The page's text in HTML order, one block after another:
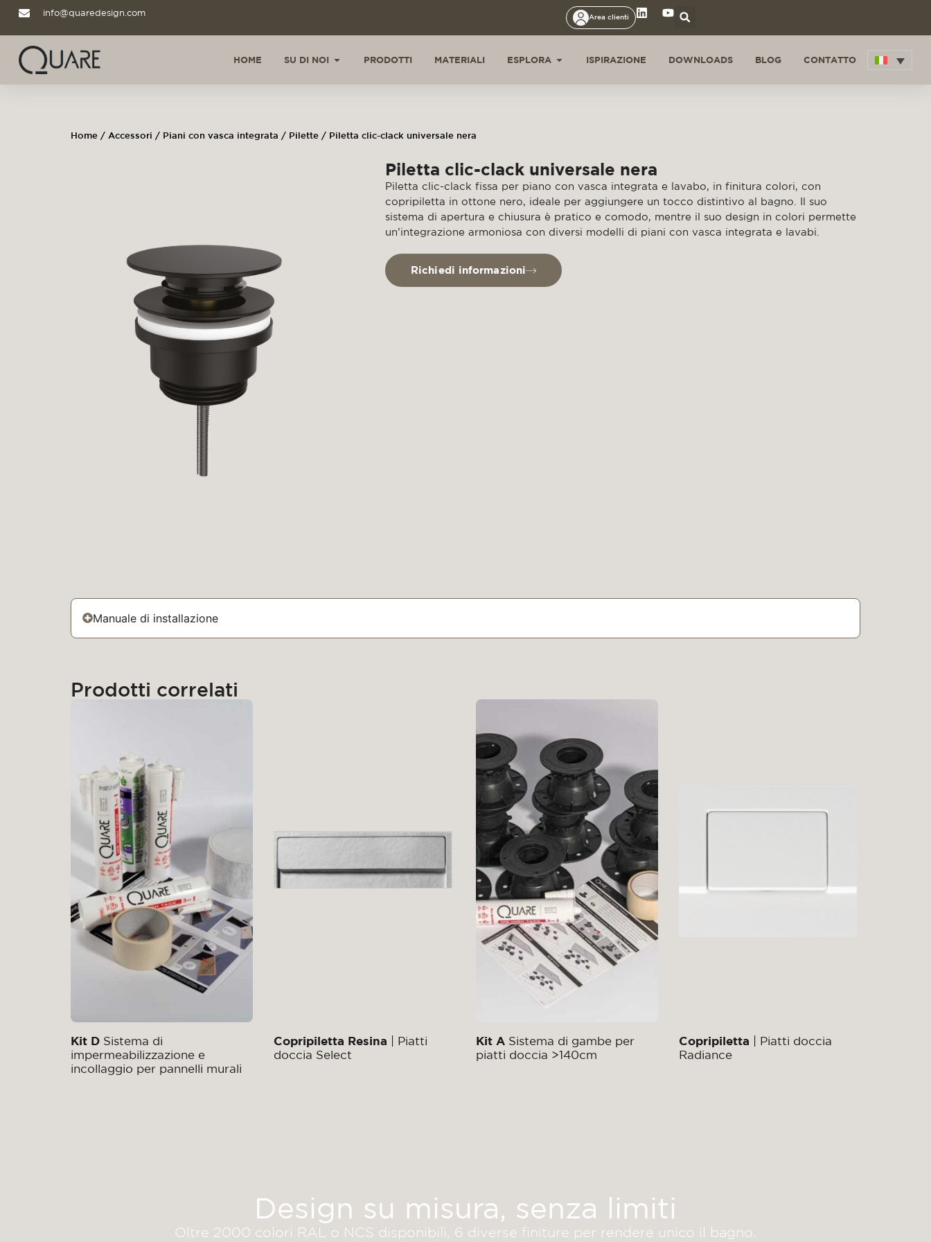
info@quaredesign.com Area clienti
HOME SU DI NOI PRODOTTI MATERIALI ESPLORA ISPIRAZIONE DOWNLOADS BLOG CONTATTO
Home / Accessori / Piani con vasca integrata / Pilette / Piletta clic-clack universale nera
Piletta clic-clack universale nera
Piletta clic-clack fissa per piano con vasca integrata e lavabo, in finitura colori, con
copripiletta in ottone nero, ideale per aggiungere un tocco distintivo al bagno. Il suo
sistema di apertura e chiusura è pratico e comodo, mentre il suo design in colori permette
un’integrazione armoniosa con diversi modelli di piani con vasca integrata e lavabi.
Richiedi informazioni
Manuale di installazione
Prodotti correlati
Kit D Sistema di
impermeabilizzazione e
incollaggio per pannelli murali
Copripiletta Resina | Piatti
doccia Select
Kit A Sistema di gambe per
piatti doccia >140cm
Copripiletta | Piatti doccia
Radiance
Design su misura, senza limiti
Oltre 2000 colori RAL o NCS disponibili, 6 diverse finiture per rendere unico il bagno.